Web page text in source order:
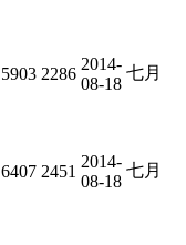
5903 2286
2014-
08-18
七月
6407 2451
2014-
08-18
七月